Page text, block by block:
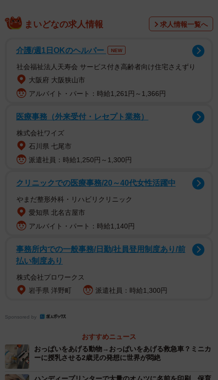
うちの1歳児、お母さんが視界から消えるとすぐ泣いちゃう
ので、大変。
その対策として「等身大パネルの母」を設置するとどうな
るか実験してみた。
（つづく） pic.twitter.com/VOgy1619G0
— 佐藤ねじ🌲ブルーパドル (@sato_nezi)
2019
Twitterに「等身大パネルの母」実験の顛末を投稿したの
は、コンテンツ制作やPR、ブランディングなどを手掛ける
「ブルーパドル」代表の佐藤ねじさん（ @sato_nezi
で話題を集めており、特に子供関連では「小1起業家」や
す。今回の「お母さんの等身大パネル」について、お話を
うかがうことができました。
まいどなの求人情報 求人情報一覧へ
介護/週1日OKのヘルパー NEW
社会福祉法人天寿会 サービス付き高齢者向け住宅さえずり
大阪府 大阪狭山市
アルバイト・パート：時給1,261円～1,366円
医療事務（外来受付・レセプト業務）
株式会社ワイズ
石川県 七尾市
派遣社員：時給1,250円～1,300円
クリニックでの医療事務/20～40代女性活躍中
やまだ整形外科・リハビリクリニック
愛知県 北名古屋市
アルバイト・パート：時給1,140円
事務所内での一般事務/日勤/社員登用制度あり/前
払い制度あり
株式会社プロワークス
岩手県 洋野町
派遣社員：時給1,300円
Sponsored by
おすすめニュース
おっぱいをあげる動物→おっぱいをあげる救急車？ミニカ
ーに授乳させる2歳児の発想に世界が悶絶